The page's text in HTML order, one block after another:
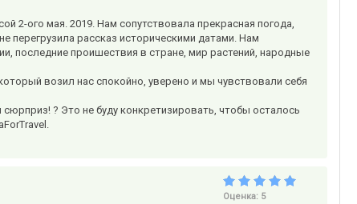
2-ого мая. 2019. Нам сопутствовала прекрасная погода,
перегрузила рассказ историческими датами. Нам
последние проишествия в стране, мир растений, народные
возил нас спокойно, уверено и мы чувствовали себя
? Это не буду конкретизировать, чтобы осталось
Оценка: 5